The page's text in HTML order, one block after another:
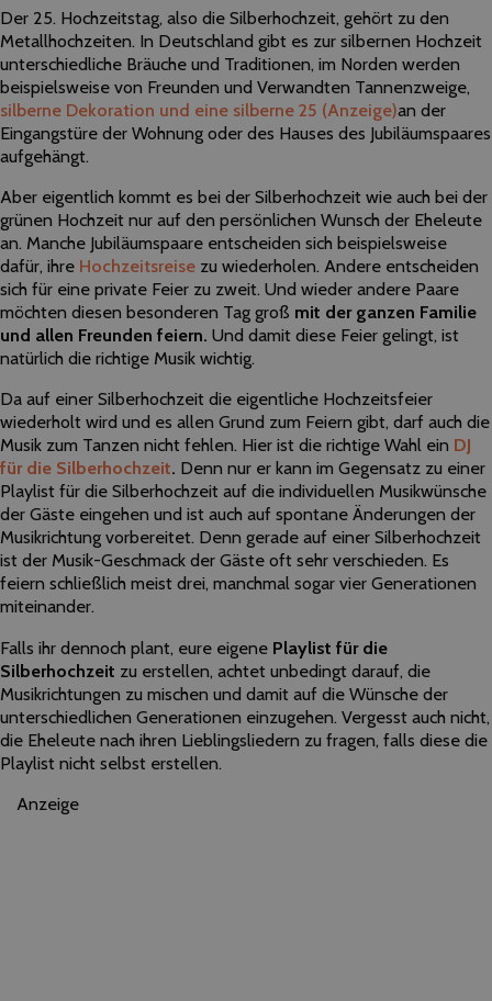
Der 25. Hochzeitstag, also die Silberhochzeit, gehört zu den
Metallhochzeiten. In Deutschland gibt es zur silbernen Hochzeit
unterschiedliche Bräuche und Traditionen, im Norden werden
beispielsweise von Freunden und Verwandten Tannenzweige,
silberne Dekoration und eine silberne 25 (Anzeige)an der
Eingangstüre der Wohnung oder des Hauses des Jubiläumspaares
aufgehängt.
Aber eigentlich kommt es bei der Silberhochzeit wie auch bei der
grünen Hochzeit nur auf den persönlichen Wunsch der Eheleute
an. Manche Jubiläumspaare entscheiden sich beispielsweise
dafür, ihre Hochzeitsreise zu wiederholen. Andere entscheiden
sich für eine private Feier zu zweit. Und wieder andere Paare
möchten diesen besonderen Tag groß mit der ganzen Familie
und allen Freunden feiern. Und damit diese Feier gelingt, ist
natürlich die richtige Musik wichtig.
Da auf einer Silberhochzeit die eigentliche Hochzeitsfeier
wiederholt wird und es allen Grund zum Feiern gibt, darf auch die
Musik zum Tanzen nicht fehlen. Hier ist die richtige Wahl ein DJ
für die Silberhochzeit. Denn nur er kann im Gegensatz zu einer
Playlist für die Silberhochzeit auf die individuellen Musikwünsche
der Gäste eingehen und ist auch auf spontane Änderungen der
Musikrichtung vorbereitet. Denn gerade auf einer Silberhochzeit
ist der Musik-Geschmack der Gäste oft sehr verschieden. Es
feiern schließlich meist drei, manchmal sogar vier Generationen
miteinander.
Falls ihr dennoch plant, eure eigene Playlist für die
Silberhochzeit zu erstellen, achtet unbedingt darauf, die
Musikrichtungen zu mischen und damit auf die Wünsche der
unterschiedlichen Generationen einzugehen. Vergesst auch nicht,
die Eheleute nach ihren Lieblingsliedern zu fragen, falls diese die
Playlist nicht selbst erstellen.
Anzeige